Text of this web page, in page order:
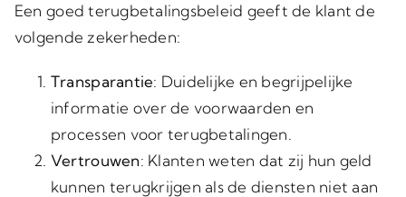
Een goed terugbetalingsbeleid geeft de klant de
volgende zekerheden:
Transparantie: Duidelijke en begrijpelijke
informatie over de voorwaarden en
processen voor terugbetalingen.
Vertrouwen: Klanten weten dat zij hun geld
kunnen terugkrijgen als de diensten niet aan